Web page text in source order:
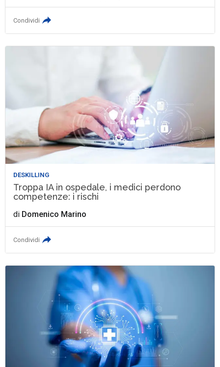
Condividi
DESKILLING
Troppa IA in ospedale, i medici perdono
competenze: i rischi
di Domenico Marino
Condividi